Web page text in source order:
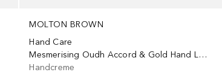
MOLTON BROWN
Hand Care
Mesmerising Oudh Accord & Gold Hand Lotion
Handcreme